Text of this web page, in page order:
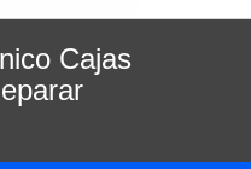
Cajas